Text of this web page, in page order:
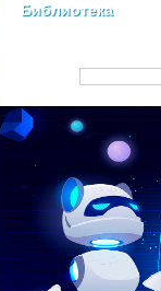
Библиотека